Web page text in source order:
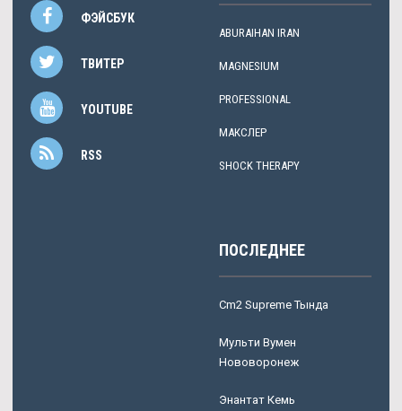
ФЭЙСБУК
ТВИТЕР
YOUTUBE
RSS
ABURAIHAN IRAN
MAGNESIUM
PROFESSIONAL
МАКСЛЕР
SHOCK THERAPY
ПОСЛЕДНЕЕ
Cm2 Supreme Тында
Мульти Вумен
Нововоронеж
Энантат Кемь